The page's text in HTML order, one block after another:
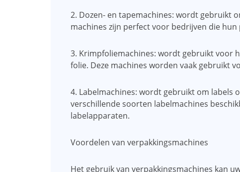
2. Dozen- en tapemachines: wordt gebruikt
machines zijn perfect voor bedrijven die
3. Krimpfoliemachines: wordt gebruikt voor
folie. Deze machines worden vaak gebruikt
4. Labelmachines: wordt gebruikt om labels
verschillende soorten labelmachines
labelapparaten.
Voordelen van verpakkingsmachines
Het gebruik van verpakkingsmachines kan